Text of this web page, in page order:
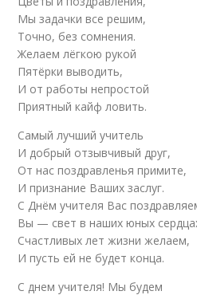
Мы задачки все решим,
Точно, без сомнения.
Желаем лёгкою рукой
Пятёрки выводить,
И от работы непростой
Приятный кайф ловить.
Самый лучший учитель
И добрый отзывчивый друг,
От нас поздравленья примите,
И признание Ваших заслуг.
С Днём учителя Вас
Вы — свет в наших юных
Счастливых лет жизни желаем,
И пусть ей не будет конца.
С днем учителя! Мы будем